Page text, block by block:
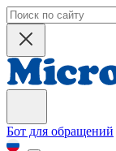
Бот для обращений